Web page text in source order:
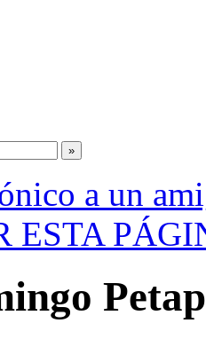
a un
ESTA